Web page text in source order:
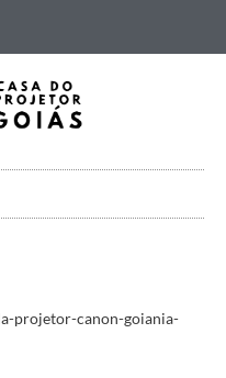
projetor-canon-goiania-